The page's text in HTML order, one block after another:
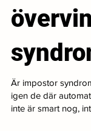
Är impostor
igen de där
inte är smart nog,